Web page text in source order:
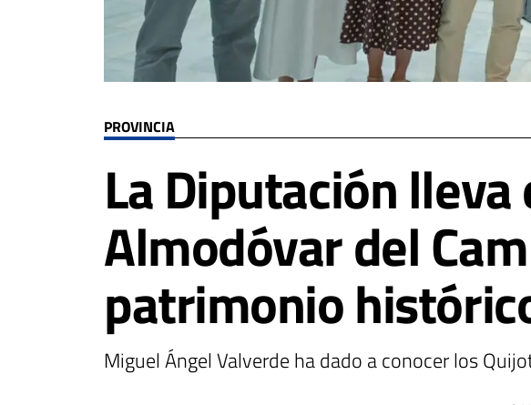
PROVINCIA
La Diputación
Almodóvar del
patrimonio
Miguel Ángel Valverde ha dado a conocer los